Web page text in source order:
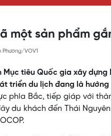
một sản phẩm
Phương/VOV1
Mục tiêu Quốc gia xây
triển du lịch đang là
phía Bắc, tiếp giáp với
du khách đến Thái